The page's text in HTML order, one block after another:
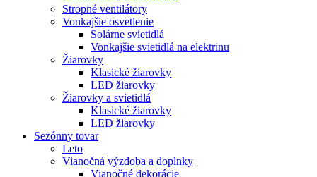
Stropné ventilátory
Vonkajšie osvetlenie
Solárne svietidlá
Vonkajšie svietidlá na elektrinu
Žiarovky
Klasické žiarovky
LED žiarovky
Žiarovky a svietidlá
Klasické žiarovky
LED žiarovky
Sezónny tovar
Leto
Vianočná výzdoba a doplnky
Vianočné dekorácie